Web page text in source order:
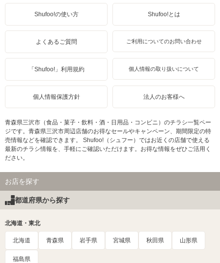
Shufoo!の使い方 Shufoo!とは
よくあるご質問 ご利用についてのお問い合わせ
「Shufoo!」利用規約 個人情報の取り扱いについて
個人情報保護方針 法人のお客様へ
青森県三沢市（食品・菓子・飲料・酒・日用品・コンビニ）のチラシ一覧ペー
ジです。青森県三沢市周辺店舗のお得なセールやキャンペーン、期間限定の特
売情報などを確認できます。 Shufoo!（シュフー）ではお近くの店舗で使える
最新のチラシ情報を、手軽にご確認いただけます。お得な情報をぜひご活用く
ださい。
お店を探す
都道府県から探す
北海道・東北
北海道 青森県 岩手県 宮城県 秋田県 山形県
福島県